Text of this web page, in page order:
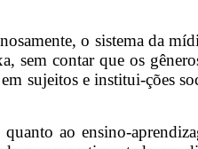
o sistema da
sem contar que os
sujeitos e institui-ções
ao ensino-